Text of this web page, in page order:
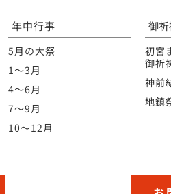
年中行事
5月の大祭
1〜3月
4〜6月
7〜9月
10〜12月
御
初宮
御祈
神前
地鎮